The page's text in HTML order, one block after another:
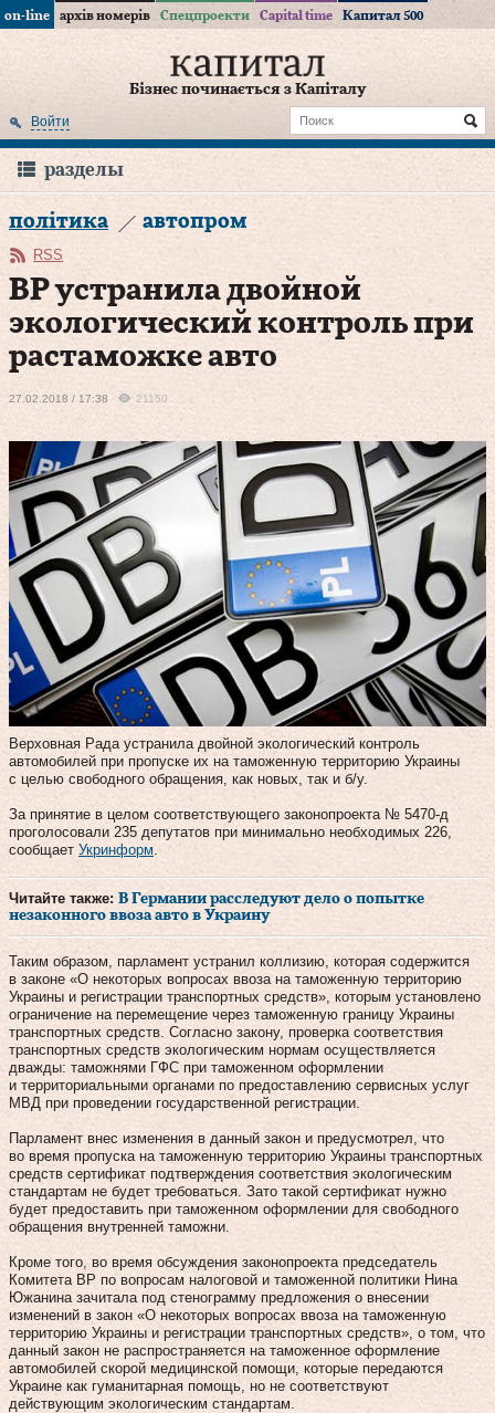
on-line архів номерів Спецпроекти Capital time Капитал 500
Бізнес починається з Капіталу
Войти
разделы
політика автопром
RSS
ВР устранила двойной
экологический контроль при
растаможке авто
27.02.2018 / 17:38 21150
Верховная Рада устранила двойной экологический контроль
автомобилей при пропуске их на таможенную территорию Украины
с целью свободного обращения, как новых, так и б/у.
За принятие в целом соответствующего законопроекта № 5470-д
проголосовали 235 депутатов при минимально необходимых 226,
сообщает Укринформ
Читайте также: В Германии расследуют дело о попытке
незаконного ввоза авто в Украину
Таким образом, парламент устранил коллизию, которая содержится
в законе «О некоторых вопросах ввоза на таможенную территорию
Украины и регистрации транспортных средств», которым установлено
ограничение на перемещение через таможенную границу Украины
транспортных средств. Согласно закону, проверка соответствия
транспортных средств экологическим нормам осуществляется
дважды: таможнями ГФС при таможенном оформлении
и территориальными органами по предоставлению сервисных услуг
МВД при проведении государственной регистрации.
Парламент внес изменения в данный закон и предусмотрел, что
во время пропуска на таможенную территорию Украины транспортных
средств сертификат подтверждения соответствия экологическим
стандартам не будет требоваться. Зато такой сертификат нужно
будет предоставить при таможенном оформлении для свободного
обращения внутренней таможни.
Кроме того, во время обсуждения законопроекта председатель
Комитета ВР по вопросам налоговой и таможенной политики Нина
Южанина зачитала под стенограмму предложения о внесении
изменений в закон «О некоторых вопросах ввоза на таможенную
территорию Украины и регистрации транспортных средств», о том, что
данный закон не распространяется на таможенное оформление
автомобилей скорой медицинской помощи, которые передаются
Украине как гуманитарная помощь, но не соответствуют
действующим экологическим стандартам.